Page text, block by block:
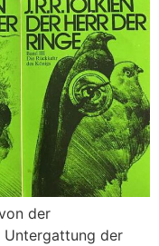
der
Untergattung der